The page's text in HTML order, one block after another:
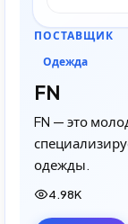
ПОСТАВЩИК
Одежда
FN
FN — это
одежды.
4.98K